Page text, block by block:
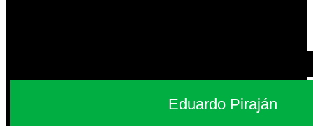
Eduardo Piraján